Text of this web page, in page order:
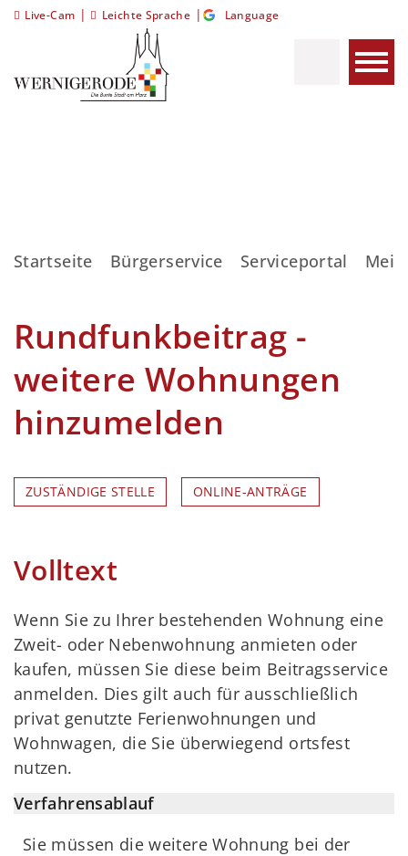
Live-Cam | Leichte Sprache | Language
Startseite Bürgerservice Serviceportal
Rundfunkbeitrag -
weitere Wohnungen
hinzumelden
ZUSTÄNDIGE STELLE ONLINE-ANTRÄGE
Volltext
Wenn Sie zu Ihrer bestehenden Wohnung eine
Zweit- oder Nebenwohnung anmieten oder
kaufen, müssen Sie diese beim Beitragsservice
anmelden. Dies gilt auch für ausschließlich
privat genutzte Ferienwohnungen und
Wohnwagen, die Sie überwiegend ortsfest
nutzen.
Verfahrensablauf
Sie müssen die weitere Wohnung bei der